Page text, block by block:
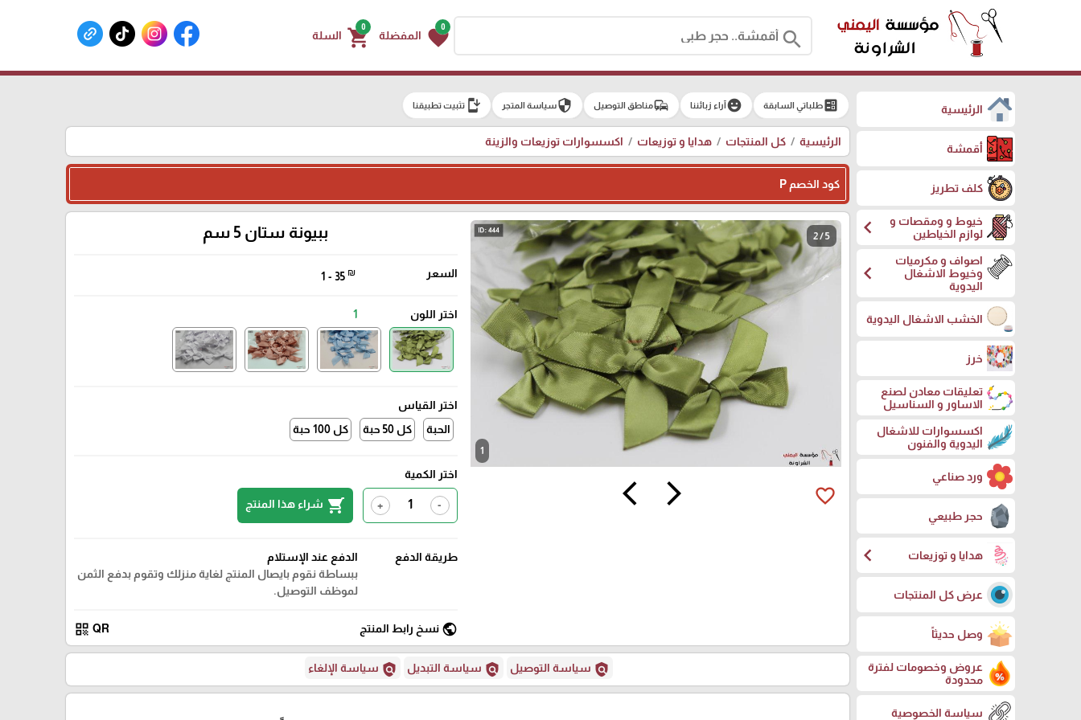
search
0
favorite المفضلة
0
shopping_cart السلة
الرئيسية
أقمشة
كلف تطريز
خيوط و ومقصات و
لوازم الخياطين
chevron_left
اصواف و مكرميات
وخيوط الاشغال
اليدوية
chevron_left
الخشب الاشغال اليدوية
خرز
تعليقات معادن لصنع
الاساور و السناسيل
اكسسوارات للاشغال
اليدوية والفنون
ورد صناعي
حجر طبيعي
هدايا و توزيعات chevron_left
عرض كل المنتجات
وصل حديثاً
عروض وخصومات لفترة
محدودة
سياسة الخصوصية
ballotطلباتي السابقة emoji_emotionsآراء زبائننا commuteمناطق التوصيل securityسياسة المتجر install_mobileتثبيت تطبيقنا
الرئيسية كل المنتجات هدايا و توزيعات اكسسوارات توزيعات والزينة
كود الخصم P
2 / 5
1
arrow_forward_ios
arrow_back_ios favorite_border
ببيونة ستان 5 سم
السعر 1 - 35 ₪
اختر اللون 1
اختر القياس
الحبة
كل 50 حبة كل 100 حبة
اختر الكمية
-
+
shopping_cart شراء هذا المنتج
طريقة الدفع
الدفع عند الإستلام
ببساطة نقوم بايصال المنتج لغاية منزلك وتقوم بدفع الثمن
لموظف التوصيل.
public نسخ رابط المنتج QR
qr_code
policy سياسة التوصيل policy سياسة التبديل policy سياسة الإلغاء